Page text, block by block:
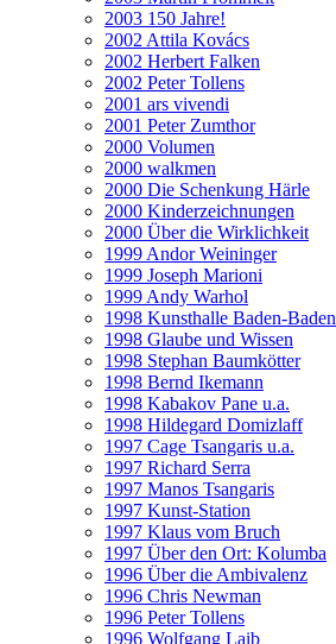
2003 150 Jahre!
2002 Attila Kovács
2002 Herbert Falken
2002 Peter Tollens
2001 ars vivendi
2001 Peter Zumthor
2000 Volumen
2000 walkmen
2000 Die Schenkung Härle
2000 Kinderzeichnungen
2000 Über die Wirklichkeit
1999 Andor Weininger
1999 Joseph Marioni
1999 Andy Warhol
1998 Kunsthalle Baden-Baden
1998 Glaube und Wissen
1998 Stephan Baumkötter
1998 Bernd Ikemann
1998 Kabakov Pane u.a.
1998 Hildegard Domizlaff
1997 Cage Tsangaris u.a.
1997 Richard Serra
1997 Manos Tsangaris
1997 Kunst-Station
1997 Klaus vom Bruch
1997 Über den Ort: Kolumba
1996 Über die Ambivalenz
1996 Chris Newman
1996 Peter Tollens
1996 Wolfgang Laib